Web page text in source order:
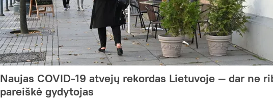
Naujas COVID-19 atvejų rekordas Lietuvoje — dar ne
pareiškė gydytojas